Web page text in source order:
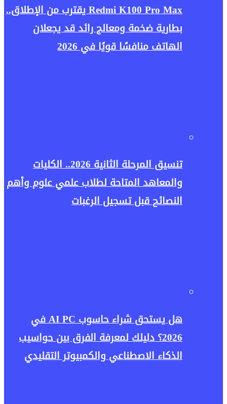
Redmi K100 Pro Max يقترب من الإطلاق..
بطارية ضخمة ومعالج رائد قد يجعلان
الهاتف منافسًا قويًا في 2026
تنسيق المرحلة الثانية 2026.. الكليات
والمعاهد المتاحة لطلاب علمي علوم وأهم
النصائح قبل تسجيل الرغبات
هل يستحق شراء حاسوب AI PC في
2026؟ دليلك لمعرفة الفرق بين حواسيب
الذكاء الاصطناعي والكمبيوتر التقليدي